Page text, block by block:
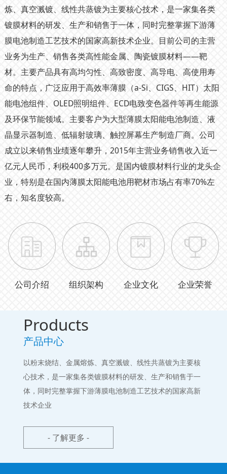
炼、真空溅镀、线性共蒸镀为主要核心技术，是一家集各类
镀膜材料的研发、生产和销售于一体，同时完整掌握下游薄
膜电池制造工艺技术的国家高新技术企业。目前公司的主营
业务为生产、销售各类高性能金属、陶瓷镀膜材料——靶
材。主要产品具有高均匀性、高致密度、高导电、高使用寿
命的特点，广泛应用于高效率薄膜（a-Si、CIGS、HIT）太阳
能电池组件、OLED照明组件、ECD电致变色器件等再生能源
及环保节能领域。主要客户为大型薄膜太阳能电池制造、液
晶显示器制造、低辐射玻璃、触控屏幕生产制造厂商。公司
成立以来销售业绩逐年攀升，2015年主营业务销售收入近一
亿元人民币，利税400多万元。是国内镀膜材料行业的龙头企
业，特别是在国内薄膜太阳能电池用靶材市场占有率70%左
右，知名度较高。
公司介绍 组织架构 企业文化 企业荣誉
Products
产品中心
以粉末烧结、金属熔炼、真空溅镀、线性共蒸镀为主要核
心技术，是一家集各类镀膜材料的研发、生产和销售于一
体，同时完整掌握下游薄膜电池制造工艺技术的国家高新
技术企业
- 了解更多 -